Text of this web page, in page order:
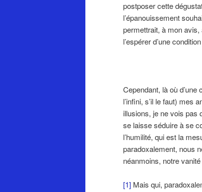
postposer cette
l’épanouissement
permettrait, à mon avis,
l’espérer d’une
Cependant, là où d’une
l’infini, s’il le faut) mes
illusions, je ne vois pas
se laisse séduire à se
l’humilité, qui est la
paradoxalement, nous
néanmoins, notre
[1] Mais qui,